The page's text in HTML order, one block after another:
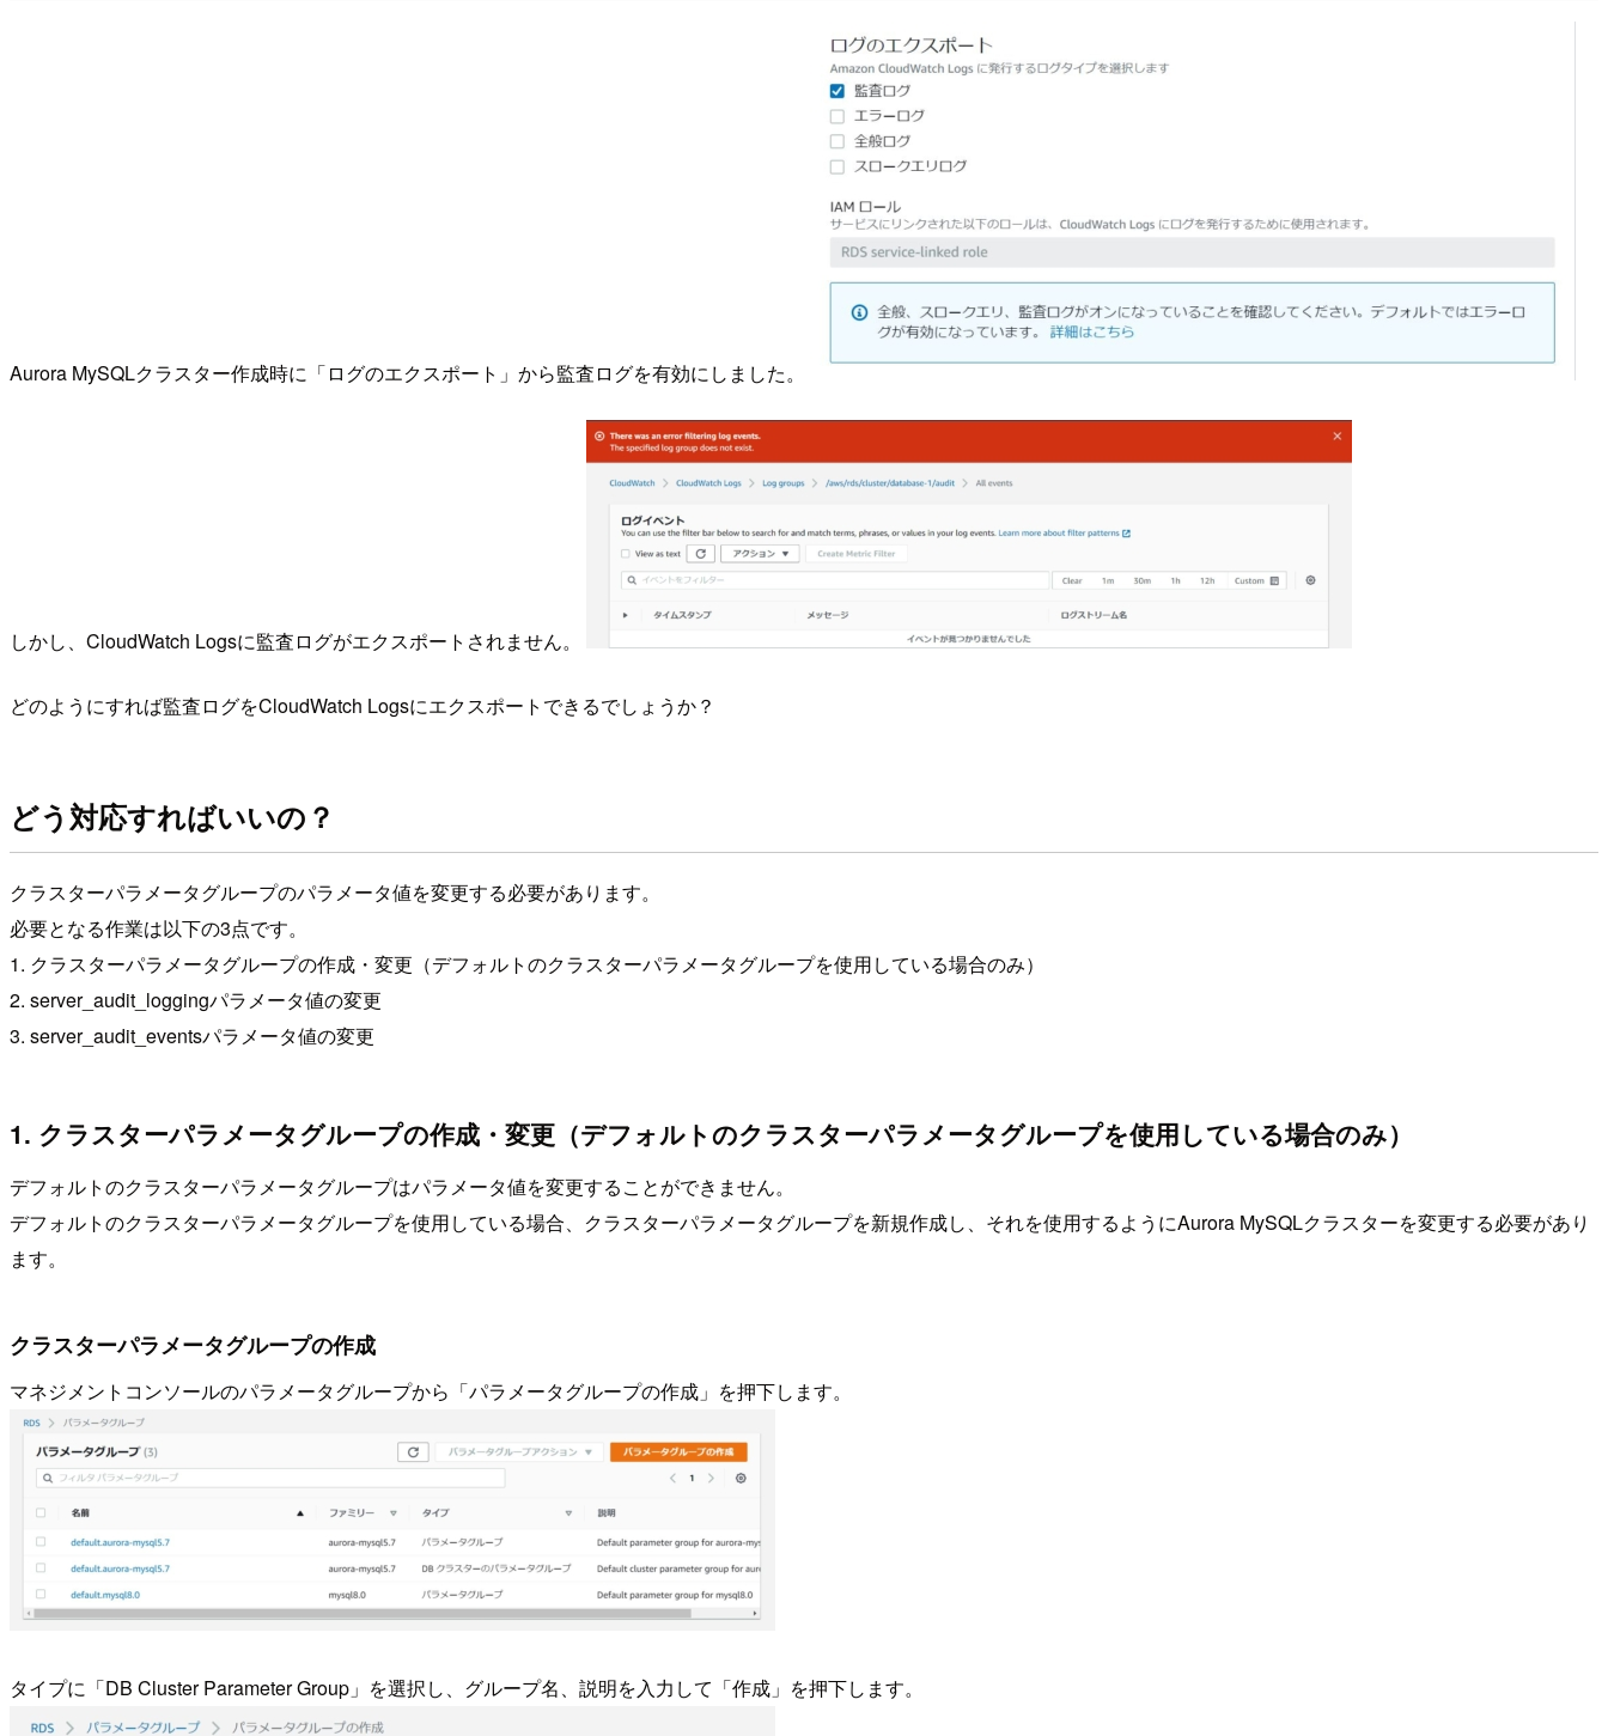
Aurora MySQLクラスター作成時に「ログのエクスポート」から監査ログを有効にしました。
しかし、CloudWatch Logsに監査ログがエクスポートされません。
どのようにすれば監査ログをCloudWatch Logsにエクスポートできるでしょうか？
どう対応すればいいの？
クラスターパラメータグループのパラメータ値を変更する必要があります。
必要となる作業は以下の3点です。
1. クラスターパラメータグループの作成・変更（デフォルトのクラスターパラメータグループを使用している場合のみ）
2. server_audit_loggingパラメータ値の変更
3. server_audit_eventsパラメータ値の変更
1. クラスターパラメータグループの作成・変更（デフォルトのクラスターパラメータグループを使用している場合のみ）
デフォルトのクラスターパラメータグループはパラメータ値を変更することができません。
デフォルトのクラスターパラメータグループを使用している場合、クラスターパラメータグループを新規作成し、それを使用するようにAurora MySQLクラスターを変更する必要があり
ます。
クラスターパラメータグループの作成
マネジメントコンソールのパラメータグループから「パラメータグループの作成」を押下します。
タイプに「DB Cluster Parameter Group」を選択し、グループ名、説明を入力して「作成」を押下します。